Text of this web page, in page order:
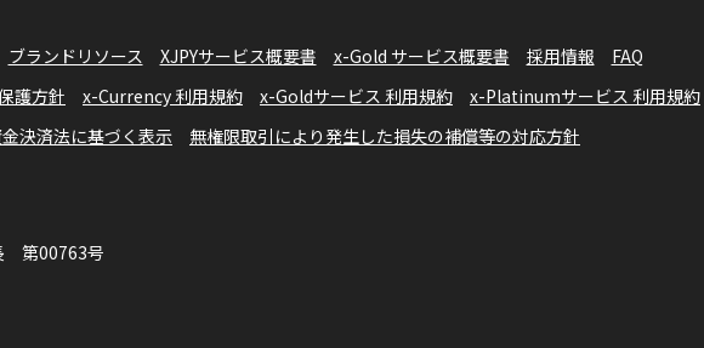
ブランドリソース XJPYサービス概要書 x-Gold サービス概要書 採用情報
FAQ
護方針 x-Currency 利用規約 x-Goldサービス 利用規約 x-Platinumサービス 利用規約
決済法に基づく表示
無権限取引により発生した損失の補償等の対応方針
第00763号